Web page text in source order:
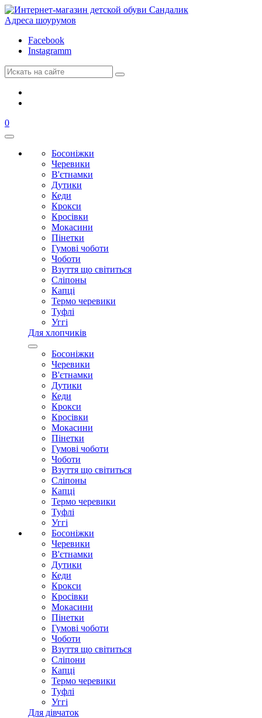
Адреса шоурумов
Facebook
Instagramm
0
Босоніжки
Черевики
В'єтнамки
Дутики
Кеди
Крокси
Кросівки
Мокасини
Пінетки
Гумові чоботи
Чоботи
Взуття що світиться
Сліпоны
Капці
Термо черевики
Туфлі
Уггі
Для хлопчиків
Босоніжки
Черевики
В'єтнамки
Дутики
Кеди
Крокси
Кросівки
Мокасини
Пінетки
Гумові чоботи
Чоботи
Взуття що світиться
Сліпоны
Капці
Термо черевики
Туфлі
Уггі
Босоніжки
Черевики
В'єтнамки
Дутики
Кеди
Крокси
Кросівки
Мокасини
Пінетки
Гумові чоботи
Чоботи
Взуття що світиться
Сліпони
Капці
Термо черевики
Туфлі
Уггі
Для дівчаток